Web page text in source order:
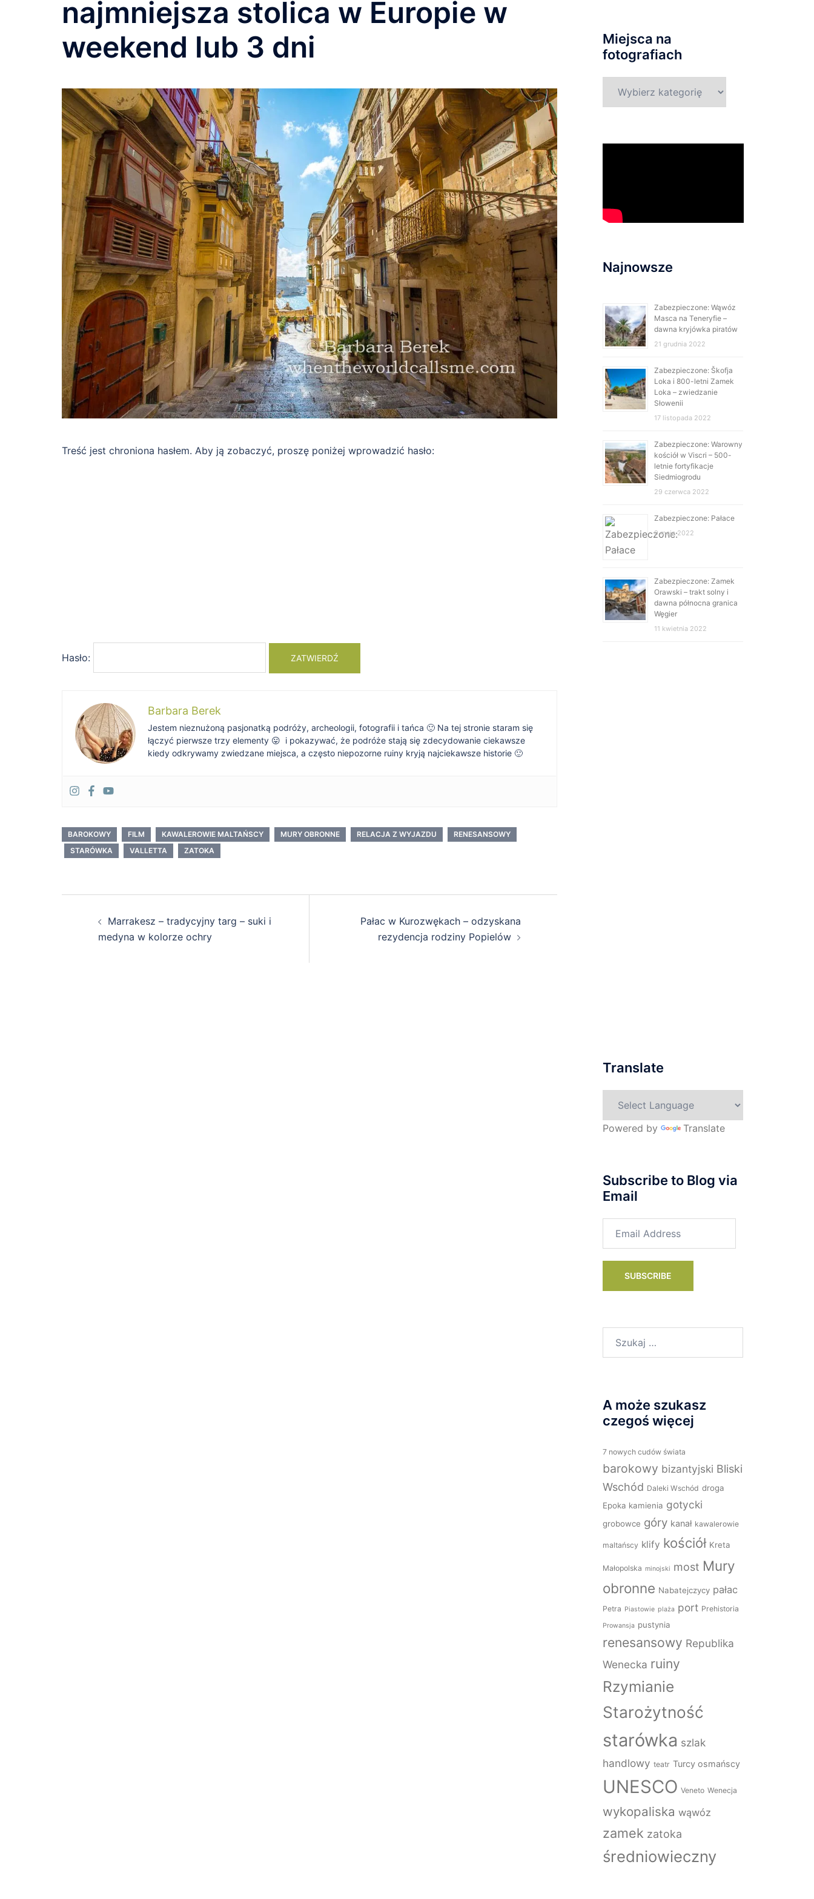
najmniejsza stolica w Europie w
weekend lub 3 dni
Treść jest chroniona hasłem. Aby ją zobaczyć, proszę poniżej wprowadzić hasło:
Hasło:
Barbara Berek
Jestem nieznużoną pasjonatką podróży, archeologii, fotografii i tańca 🙂 Na tej stronie staram się
łączyć pierwsze trzy elementy 😛 i pokazywać, że podróże stają się zdecydowanie ciekawsze
kiedy odkrywamy zwiedzane miejsca, a często niepozorne ruiny kryją najciekawsze historie 🙂
BAROKOWY FILM KAWALEROWIE MALTAŃSCY MURY OBRONNE RELACJA Z WYJAZDU
RENESANSOWY
STARÓWKA
VALLETTA ZATOKA
wpisy
Marrakesz – tradycyjny targ – suki i
medyna w kolorze ochry
Pałac w Kurozwękach – odzyskana
rezydencja rodziny Popielów
Miejsca na
fotografiach
Najnowsze
Zabezpieczone: Wąwóz
Masca na Teneryfie –
dawna kryjówka piratów
21 grudnia 2022
Zabezpieczone: Škofja
Loka i 800-letni Zamek
Loka – zwiedzanie
Słowenii
17 listopada 2022
Zabezpieczone: Warowny
kościół w Viscri – 500-
letnie fortyfikacje
Siedmiogrodu
29 czerwca 2022
Zabezpieczone: Pałace
9 maja 2022
Zabezpieczone: Zamek
Orawski – trakt solny i
dawna północna granica
Węgier
11 kwietnia 2022
Translate
Powered by Translate
Subscribe to Blog via
Email
Address
SUBSCRIBE
A może szukasz
czegoś więcej
7 nowych cudów świata
barokowy bizantyjski Bliski
Wschód Daleki Wschód droga
Epoka kamienia gotycki
grobowce góry kanał kawalerowie
maltańscy klify kościół Kreta
Małopolska minojski most Mury
obronne Nabatejczycy pałac
Petra Piastowie plaża port Prehistoria
Prowansja pustynia
renesansowy Republika
Wenecka ruiny
Rzymianie
Starożytność
starówka szlak
handlowy teatr Turcy osmańscy
UNESCO Veneto Wenecja
wykopaliska wąwóz
zamek zatoka
średniowieczny